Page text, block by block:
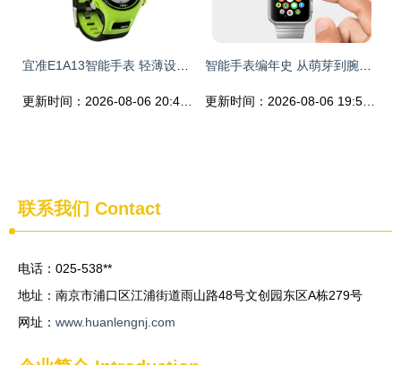
联系我们 Contact
电话：025-538**
地址：南京市浦口区江浦街道雨山路48号文创园东区A栋279号
网址： www.huanlengnj.com